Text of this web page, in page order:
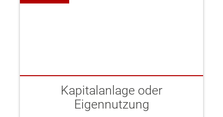
Kapitalanlage oder
Eigennutzung